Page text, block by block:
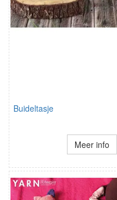
Buideltasje
Meer info